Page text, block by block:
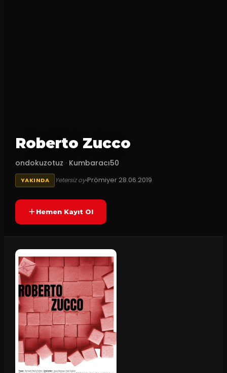
Roberto Zucco
ondokuzotuz · Kumbaracı50
YAKINDA Yetersiz oyPrömiyer 28.06.2019
Hemen Kayıt Ol